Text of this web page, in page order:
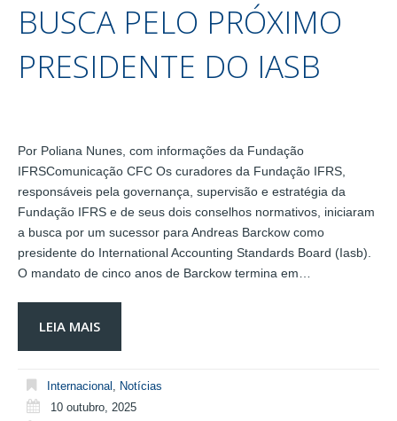
BUSCA PELO PRÓXIMO
PRESIDENTE DO IASB
Por Poliana Nunes, com informações da Fundação
IFRSComunicação CFC Os curadores da Fundação IFRS,
responsáveis pela governança, supervisão e estratégia da
Fundação IFRS e de seus dois conselhos normativos, iniciaram
a busca por um sucessor para Andreas Barckow como
presidente do International Accounting Standards Board (Iasb).
O mandato de cinco anos de Barckow termina em…
LEIA MAIS
Internacional , Notícias
10 outubro, 2025